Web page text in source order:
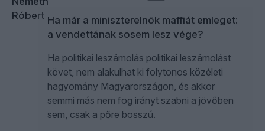
Ha már a miniszterelnök maffiát emleget:
a vendettának sosem lesz vége?
Ha politikai leszámolás politikai leszámolást
követ, nem alakulhat ki folytonos közéleti
hagyomány Magyarországon, és akkor
semmi más nem fog irányt szabni a jövőben
sem, csak a pőre bosszú.